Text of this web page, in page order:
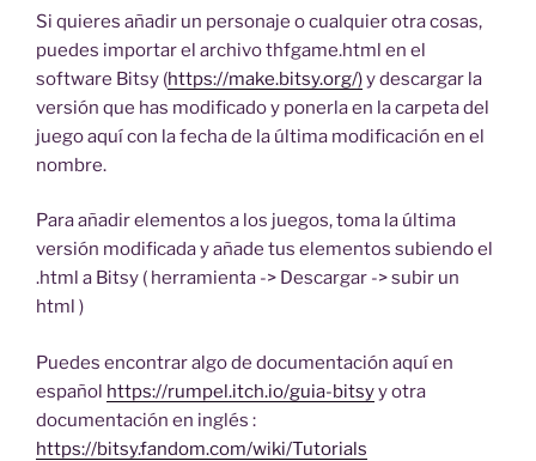
Si quieres añadir un personaje o cualquier otra cosas,
puedes importar el archivo thfgame.html en el
software Bitsy (https://make.bitsy.org/)y descargar la
versión que has modificado y ponerla en la carpeta del
juego aquí con la fecha de la última modificación en el
nombre.
Para añadir elementos a los juegos, toma la última
versión modificada y añade tus elementos subiendo el
.html a Bitsy ( herramienta -> Descargar -> subir un
html )
Puedes encontrar algo de documentación aquí en
español https://rumpel.itch.io/guia-bitsyy otra
documentación en inglés :
https://bitsy.fandom.com/wiki/Tutorials